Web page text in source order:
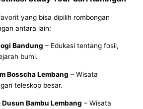
yang bisa dipilih rombongan
antara lain:
Bandung – Edukasi tentang fosil,
bumi.
Bosscha Lembang – Wisata
teleskop besar.
Dusun Bambu Lembang – Wisata